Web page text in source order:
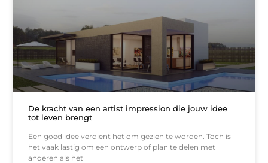
De kracht van een artist impression die jouw idee
tot leven brengt
Een goed idee verdient het om gezien te worden. Toch is
het vaak lastig om een ontwerp of plan te delen met
anderen als het